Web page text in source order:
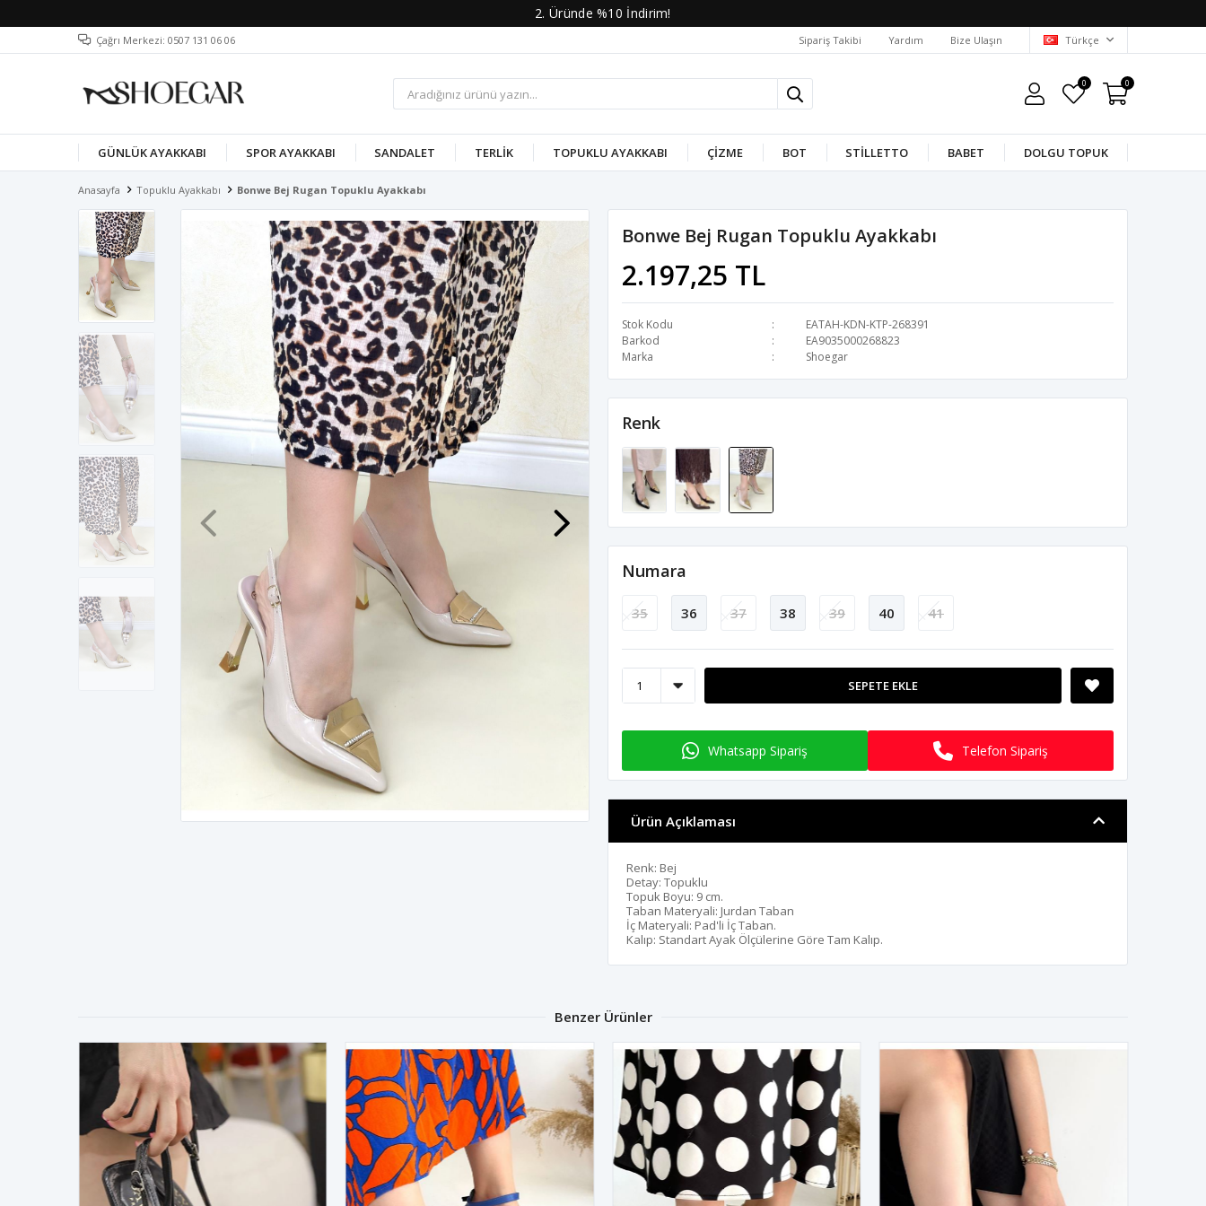
2. Üründe %10 İndirim!
Çağrı Merkezi: 0507 131 06 06 Sipariş Takibi Yardım Bize Ulaşın Türkçe
0 0
GÜNLÜK AYAKKABI SPOR AYAKKABI SANDALET TERLIK TOPUKLU AYAKKABI ÇIZME BOT STILLETTO BABET DOLGU TOPUK
Anasayfa Topuklu Ayakkabı Bonwe Bej Rugan Topuklu Ayakkabı
Bonwe Bej Rugan Topuklu Ayakkabı
2.197,25 TL
Stok Kodu
EATAH-KDN-KTP-268391
Barkod
EA9035000268823
Marka
Shoegar
Renk
Numara
35 36 37 38 39 40 41
SEPETE EKLE
Whatsapp Sipariş Telefon Sipariş
Ürün Açıklaması
Renk: Bej
Detay: Topuklu
Topuk Boyu: 9 cm.
Taban Materyali: Jurdan Taban
İç Materyali: Pad'li İç Taban.
Kalıp: Standart Ayak Ölçülerine Göre Tam Kalıp.
Benzer Ürünler